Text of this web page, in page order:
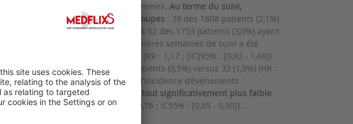
six pour cent étaient des femmes.Au terme du suivi,
différente entre les deux groupes : 38 des 1808 patients (2,1%)
cardiovasculaires majeurs, versus 52 des 1753 patients (3,0%) ayant
Un angor au cours des 4 dernières semaines de suivi a été
du groupe coronarographie (RR : 1,17 ; [IC]95% : [0,92 - 1,48]).
après coroscanner
: 9 patients (0,5%) versus 33 (1,9%) (HR :
dans les deux groupes sur l’incidence d’événements
coronarienne était malgré tout significativement plus faible
vs 315 patients (18,0%) ; HR : 0,76 ; IC95% : [0,65 - 0,90]).